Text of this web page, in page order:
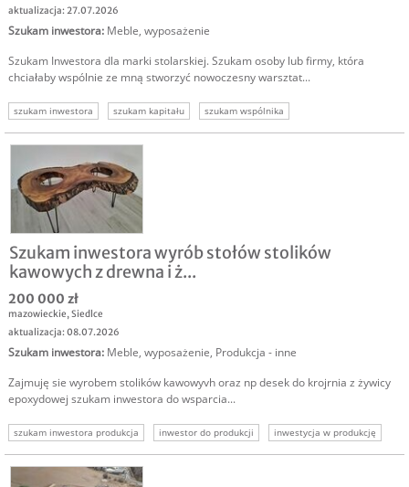
aktualizacja: 27.07.2026
Szukam inwestora: Meble, wyposażenie
Szukam Inwestora dla marki stolarskiej. Szukam osoby lub firmy, która
chciałaby wspólnie ze mną stworzyć nowoczesny warsztat...
szukam inwestora szukam kapitału szukam wspólnika
Szukam inwestora wyrób stołów stolików
kawowych z drewna i ż...
200 000 zł
mazowieckie,Siedlce
aktualizacja: 08.07.2026
Szukam inwestora: Meble, wyposażenie, Produkcja - inne
Zajmuję sie wyrobem stolików kawowyvh oraz np desek do krojrnia z żywicy
epoxydowej szukam inwestora do wsparcia...
szukam inwestora produkcja inwestor do produkcji inwestycja w produkcję